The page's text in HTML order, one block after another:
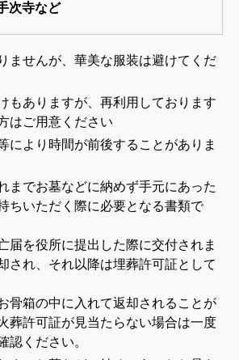
次寺など
ませんが、華美な服装は避けてくだ
もありますが、再利用しております
はご用意ください
により時間が前後することがありま
までお墓などに納めず手元にあった
ちいただく際に必要となる書類で
届を役所に提出した際に交付されま
され、それ以降は埋葬許可証として
骨箱の中に入れて返却されることが
葬許可証が見当たらない場合は一度
認ください。